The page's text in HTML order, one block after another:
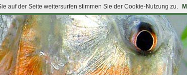
auf der Seite weitersurfen stimmen Sie der Cookie-Nutzung zu.